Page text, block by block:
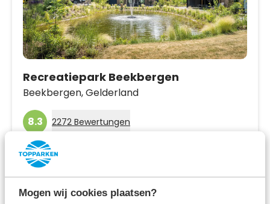
Mogen wij cookies plaatsen?
Recreatiepark Beekbergen
Beekbergen,Gelderland
8.3 2272 Bewertungen
Mitten in den Wäldern von Gelderland
Ferienhäuser und Villen mit privaten
Wellnesseinrichtungen